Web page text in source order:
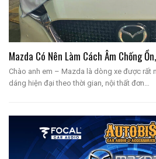
Mazda Có Nên Làm Cách Âm Chống
Chào anh em – Mazda là dòng xe được rất
dáng hiện đại theo thời gian, nội thất đơn…